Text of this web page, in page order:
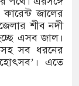
জালের
শীব নদী
এসব জাল।
সব ধরনের
এতে